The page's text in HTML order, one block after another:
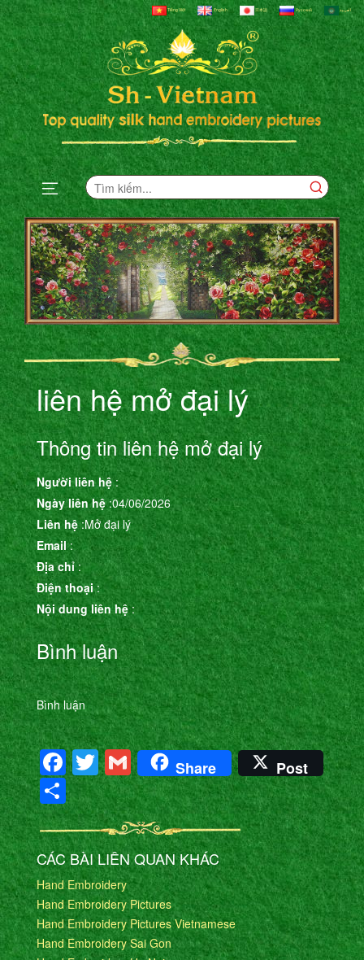
Tiếng Việt English 日本語 Русский العربية
liên hệ mở đại lý
Thông tin liên hệ mở đại lý
Người liên hệ:
Ngày liên hệ :04/06/2026
Liên hệ:Mở đại lý
Email:
Địa chỉ:
Điện thoại:
Nội dung liên hệ:
Bình luận
Bình luận
Facebook
Twitter
Gmail
Share Post
Share
CÁC BÀI LIÊN QUAN KHÁC
Hand Embroidery
Hand Embroidery Pictures
Hand Embroidery Pictures Vietnamese
Hand Embroidery Sai Gon